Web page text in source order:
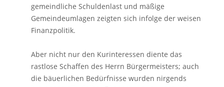
gemeindliche Schuldenlast und mäßige
Gemeindeumlagen zeigten sich infolge der weisen
Finanzpolitik.
Aber nicht nur den Kurinteressen diente das
rastlose Schaffen des Herrn Bürgermeisters; auch
die bäuerlichen Bedürfnisse wurden nirgends